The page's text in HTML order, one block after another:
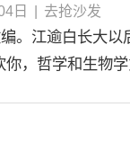
日 去抢沙发
。江逾白长大以
你，哲学和生物